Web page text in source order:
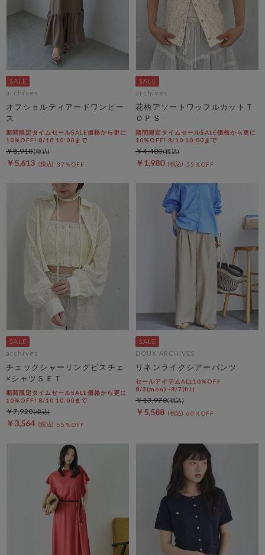
archives
オフショルティアードワンピー
ス
期間限定タイムセールSALE価格から更に
10%OFF! 8/10 10:00まで
￥5,613 37％OFF
￥8,910
archives
花柄アソートワッフルカットＴ
ＯＰＳ
期間限定タイムセールSALE価格から更に
10%OFF! 8/10 10:00まで
￥1,980 55％OFF
￥4,400
archives
チェックシャーリングビスチェ
×シャツＳＥＴ
期間限定タイムセールSALE価格から更に
10%OFF! 8/10 10:00まで
￥3,564 55％OFF
￥7,920
DOUX ARCHIVES
リネンライクシアーパンツ
セールアイテムALL10%OFF
8/3(mon)~8/7(fri)
￥5,588 60％OFF
￥13,970